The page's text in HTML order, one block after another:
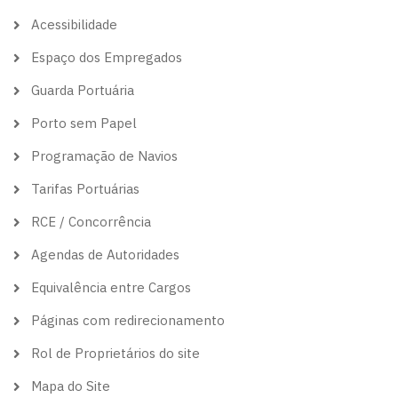
Acessibilidade
Espaço dos Empregados
Guarda Portuária
Porto sem Papel
Programação de Navios
Tarifas Portuárias
RCE / Concorrência
Agendas de Autoridades
Equivalência entre Cargos
Páginas com redirecionamento
Rol de Proprietários do site
Mapa do Site